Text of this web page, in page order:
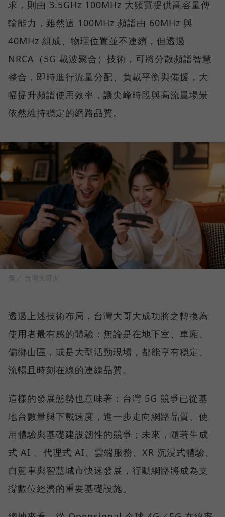
求，則由 3.5GHz 100MHz 大頻寬提供高容量傳
輸能力，雖然這 100MHz 頻譜由 60MHz 與
40MHz 組成、物理位置並不連續，但透過
NRCA（5G 載波聚合）技術，可將分散頻譜智慧
整合，即時進行流量分配、負載平衡與備援，大
幅提升頻譜使用效率，讓尖峰時段與高流量場景
依然維持穩定的網路品質。
圖／ 台灣大哥大
透過上述技術布局，台灣大哥大成功將之轉換為
使用者最有感的體驗：無論是在地下室、車廂、
偏鄉山區，或是大型活動現場，都能享有穩定、
流暢且時刻在線的連線品質。
這樣的發展態勢也意味著：台灣 5G 競爭已從基
地台數量與下載速度，進一步走向網路品質、使
用體驗與基礎建設韌性的競爭；未來，隨著生成
式 AI 、代理式 AI、雲端服務、XR 沉浸式體驗、
自駕車與智慧城市快速發展，行動網路將成為支
撐數位經濟的重要基礎設施。